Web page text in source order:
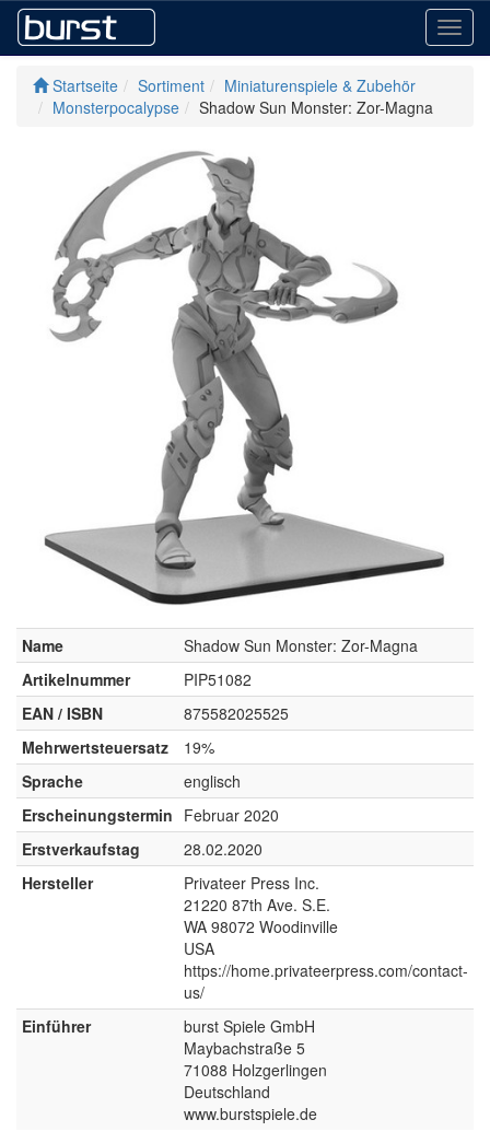
Startseite
Sortiment
Miniaturenspiele & Zubehör
Monsterpocalypse
Shadow Sun Monster: Zor-Magna
Name
Shadow Sun Monster: Zor-Magna
Artikelnummer
PIP51082
EAN / ISBN
875582025525
Mehrwertsteuersatz
19%
Sprache
englisch
Erscheinungstermin Februar 2020
Erstverkaufstag
28.02.2020
Hersteller
Privateer Press Inc.
21220 87th Ave. S.E.
WA 98072 Woodinville
USA
https://home.privateerpress.com/contact-
us/
Einführer
burst Spiele GmbH
Maybachstraße 5
71088 Holzgerlingen
Deutschland
www.burstspiele.de